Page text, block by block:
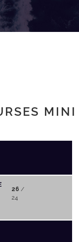
MINI
26 /
24